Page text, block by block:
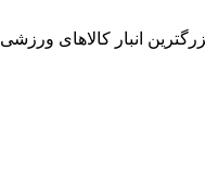
انبار کالاهای ورزشی